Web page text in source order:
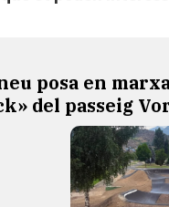
posa en
del passeig